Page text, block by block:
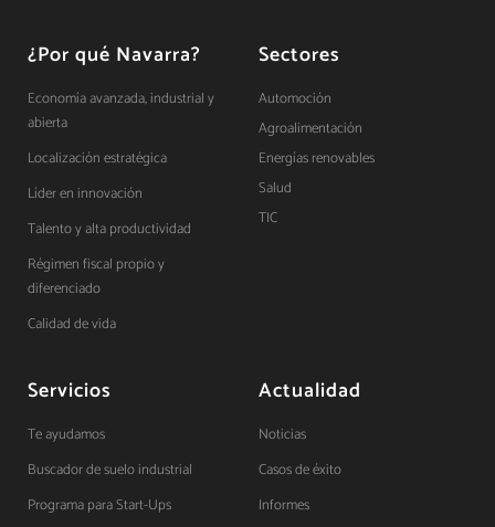
¿Por qué Navarra?
Economía avanzada, industrial y
abierta
Localización estratégica
Líder en innovación
Talento y alta productividad
Régimen fiscal propio y
diferenciado
Calidad de vida
Sectores
Automoción
Agroalimentación
Energías renovables
Salud
TIC
Servicios
Te ayudamos
Buscador de suelo industrial
Programa para Start-Ups
Actualidad
Noticias
Casos de éxito
Informes